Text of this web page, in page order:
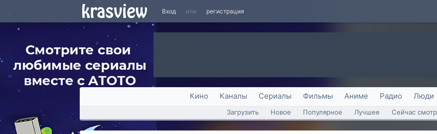
Вход или регистрация
Кино Каналы Сериалы Фильмы Аниме Радио Люди
Загрузить Новое Популярное Лучшее Сейчас